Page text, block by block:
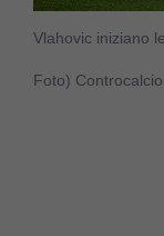
Vlahovic iniziano
Foto)